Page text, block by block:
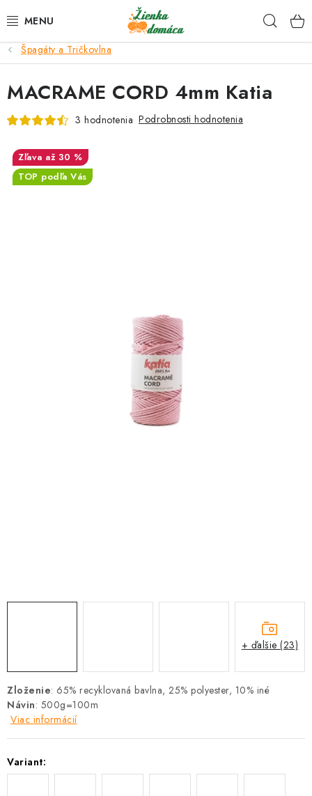
na
NOVINKY*
KLBKÁ
ČASOPISY, NÁVODY
Špagáty a Tričkovlna
Zloženie: 65% recyklovaná bavlna, 25% polyester, 10% iné
Návin: 500g=100m
Viac informácií
Variant:
MACRAME CORD 4mm Katia
3 hodnotenia Podrobnosti hodnotenia
až 30 %
TOP podľa Vás
+ ďalšie (23)